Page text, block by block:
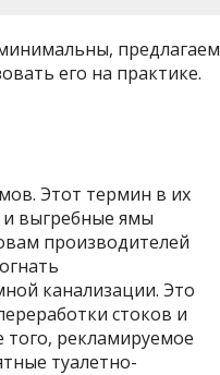
предлагаем
его на практике.
Этот термин в их
выгребные ямы
производителей
канализации. Это
стоков и
того, рекламируемое
туалетно-